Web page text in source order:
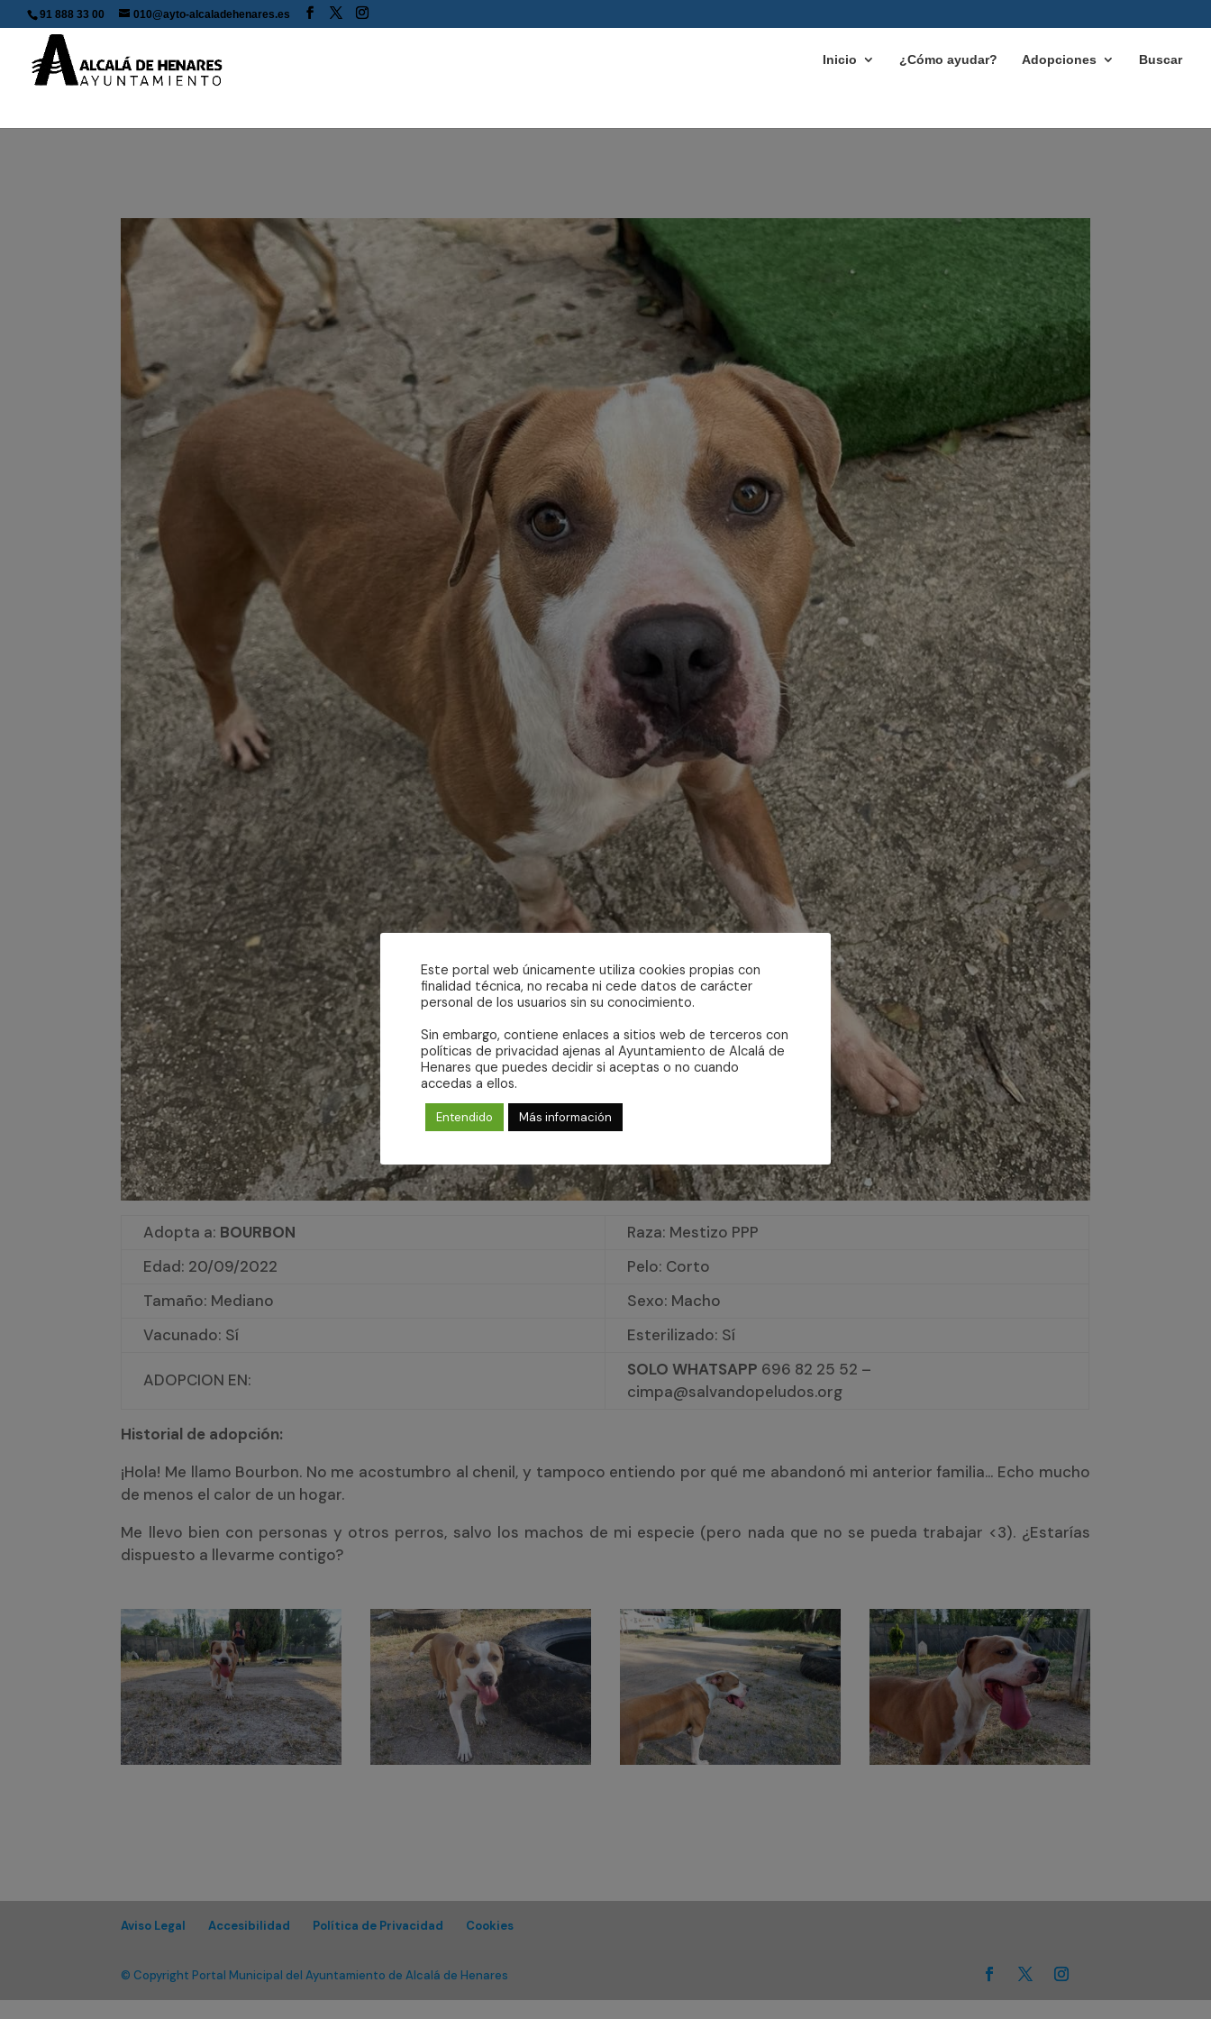
91 888 33 00 010@ayto-alcaladehenares.es
Inicio ¿Cómo ayudar? Adopciones Buscar
Adopta a: BOURBON
Raza: Mestizo PPP
Edad: 20/09/2022
Pelo: Corto
Tamaño: Mediano
Sexo: Macho
Vacunado: Sí
Esterilizado: Sí
ADOPCION EN:
SOLO WHATSAPP 696 82 25 52 –
cimpa@salvandopeludos.org
Historial de adopción:
¡Hola! Me llamo Bourbon. No me acostumbro al chenil, y tampoco entiendo por qué me abandonó mi anterior familia… Echo mucho
de menos el calor de un hogar.
Me llevo bien con personas y otros perros, salvo los machos de mi especie (pero nada que no se pueda trabajar <3). ¿Estarías
dispuesto a llevarme contigo?
Aviso Legal Accesibilidad Política de Privacidad Cookies
© Copyright Portal Municipal del Ayuntamiento de Alcalá de Henares
Este portal web únicamente utiliza cookies propias con
finalidad técnica, no recaba ni cede datos de carácter
personal de los usuarios sin su conocimiento.
Sin embargo, contiene enlaces a sitios web de terceros con
políticas de privacidad ajenas al Ayuntamiento de Alcalá de
Henares que puedes decidir si aceptas o no cuando
accedas a ellos.
Entendido Más información